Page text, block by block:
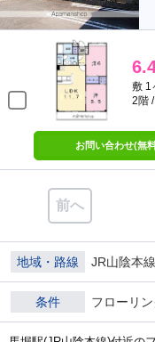
敷 1
2階
お問い合わせ(無
前へ
地域・路線 JR山陰本
条件 フローリ